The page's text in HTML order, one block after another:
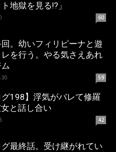
地獄を見る!?」
60
。幼いフィリピーナと遊
を行う。やる気さえあれ
59
グ198】浮気がバレて修羅
と話し合い
42
最終話。受け継がれてい